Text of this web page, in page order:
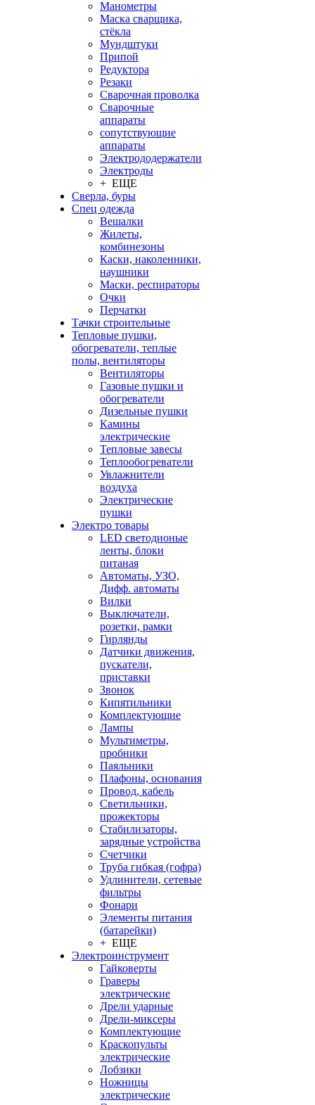
Манометры
Маска сварщика,
стёкла
Мундштуки
Припой
Редуктора
Резаки
Сварочная проволка
Сварочные
аппараты
сопутствующие
аппараты
Электрододержатели
Электроды
+ ЕЩЕ
Сверла, буры
Спец одежда
Вешалки
Жилеты,
комбинезоны
Каски, наколенники,
наушники
Маски, респираторы
Очки
Перчатки
Тачки строительные
Тепловые пушки,
обогреватели, теплые
полы, вентиляторы
Вентиляторы
Газовые пушки и
обогреватели
Дизельные пушки
Камины
электрические
Тепловые завесы
Теплообогреватели
Увлажнители
воздуха
Электрические
пушки
Электро товары
LED светодионые
ленты, блоки
питаная
Автоматы, УЗО,
Дифф. автоматы
Вилки
Выключатели,
розетки, рамки
Гирлянды
Датчики движения,
пускатели,
приставки
Звонок
Кипятильники
Комплектующие
Лампы
Мультиметры,
пробники
Паяльники
Плафоны, основания
Провод, кабель
Светильники,
прожекторы
Стабилизаторы,
зарядные устройства
Счетчики
Труба гибкая (гофра)
Удлинители, сетевые
фильтры
Фонари
Элементы питания
(батарейки)
+ ЕЩЕ
Электроинструмент
Гайковерты
Граверы
электрические
Дрели ударные
Дрели-миксеры
Комплектующие
Краскопульты
электрические
Лобзики
Ножницы
электрические